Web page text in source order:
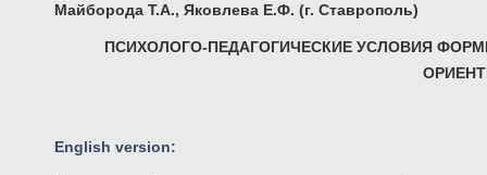
Майборода Т.А., Яковлева Е.Ф. (г. Ставрополь)
ПСИХОЛОГО-ПЕДАГОГИЧЕСКИЕ УСЛОВИЯ
English version: